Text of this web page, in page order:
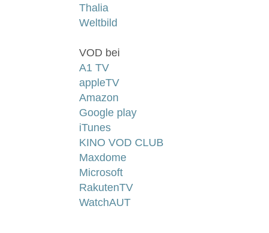
Thalia
Weltbild
VOD bei
A1 TV
appleTV
Amazon
Google play
iTunes
KINO VOD CLUB
Maxdome
Microsoft
RakutenTV
WatchAUT